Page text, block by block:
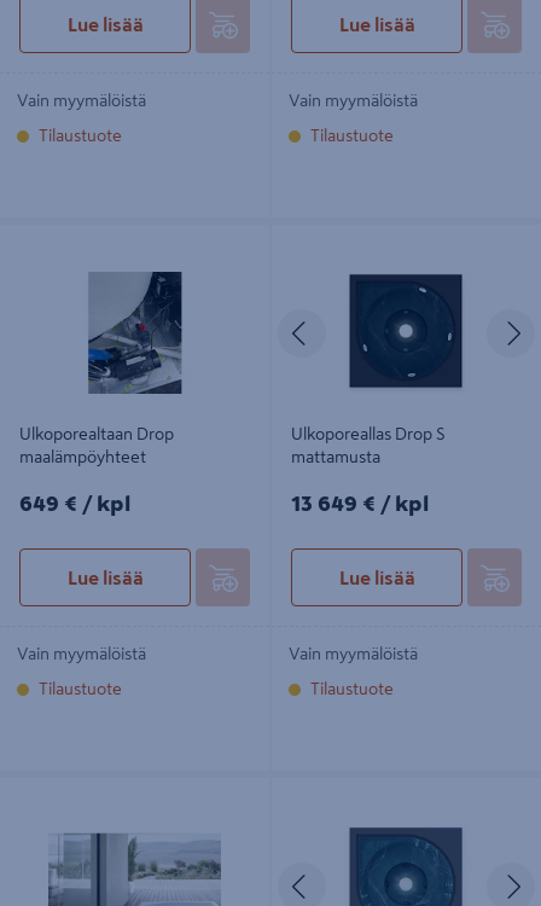
Lue lisää
Vain myymälöistä
Tilaustuote
Lue lisää
Vain myymälöistä
Tilaustuote
Ulkoporealtaan Drop
maalämpöyhteet
649€/kpl
649 € / kpl
Lue lisää
Vain myymälöistä
Tilaustuote
Ulkoporeallas Drop S
mattamusta
13649€/kpl
13 649 € / kpl
Lue lisää
Vain myymälöistä
Tilaustuote
Edellinen